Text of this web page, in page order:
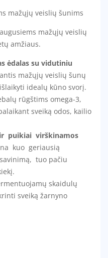
mažųjų veislių šunims
mažųjų veislių
amžiaus.
ėdalas su vidutiniu
mažųjų veislių šunų
idealų kūno svorį.
rūgštims omega-3,
sveiką odos, kailio
puikiai virškinamos
kuo geriausią
tuo pačiu
skaidulų
sveiką žarnyno